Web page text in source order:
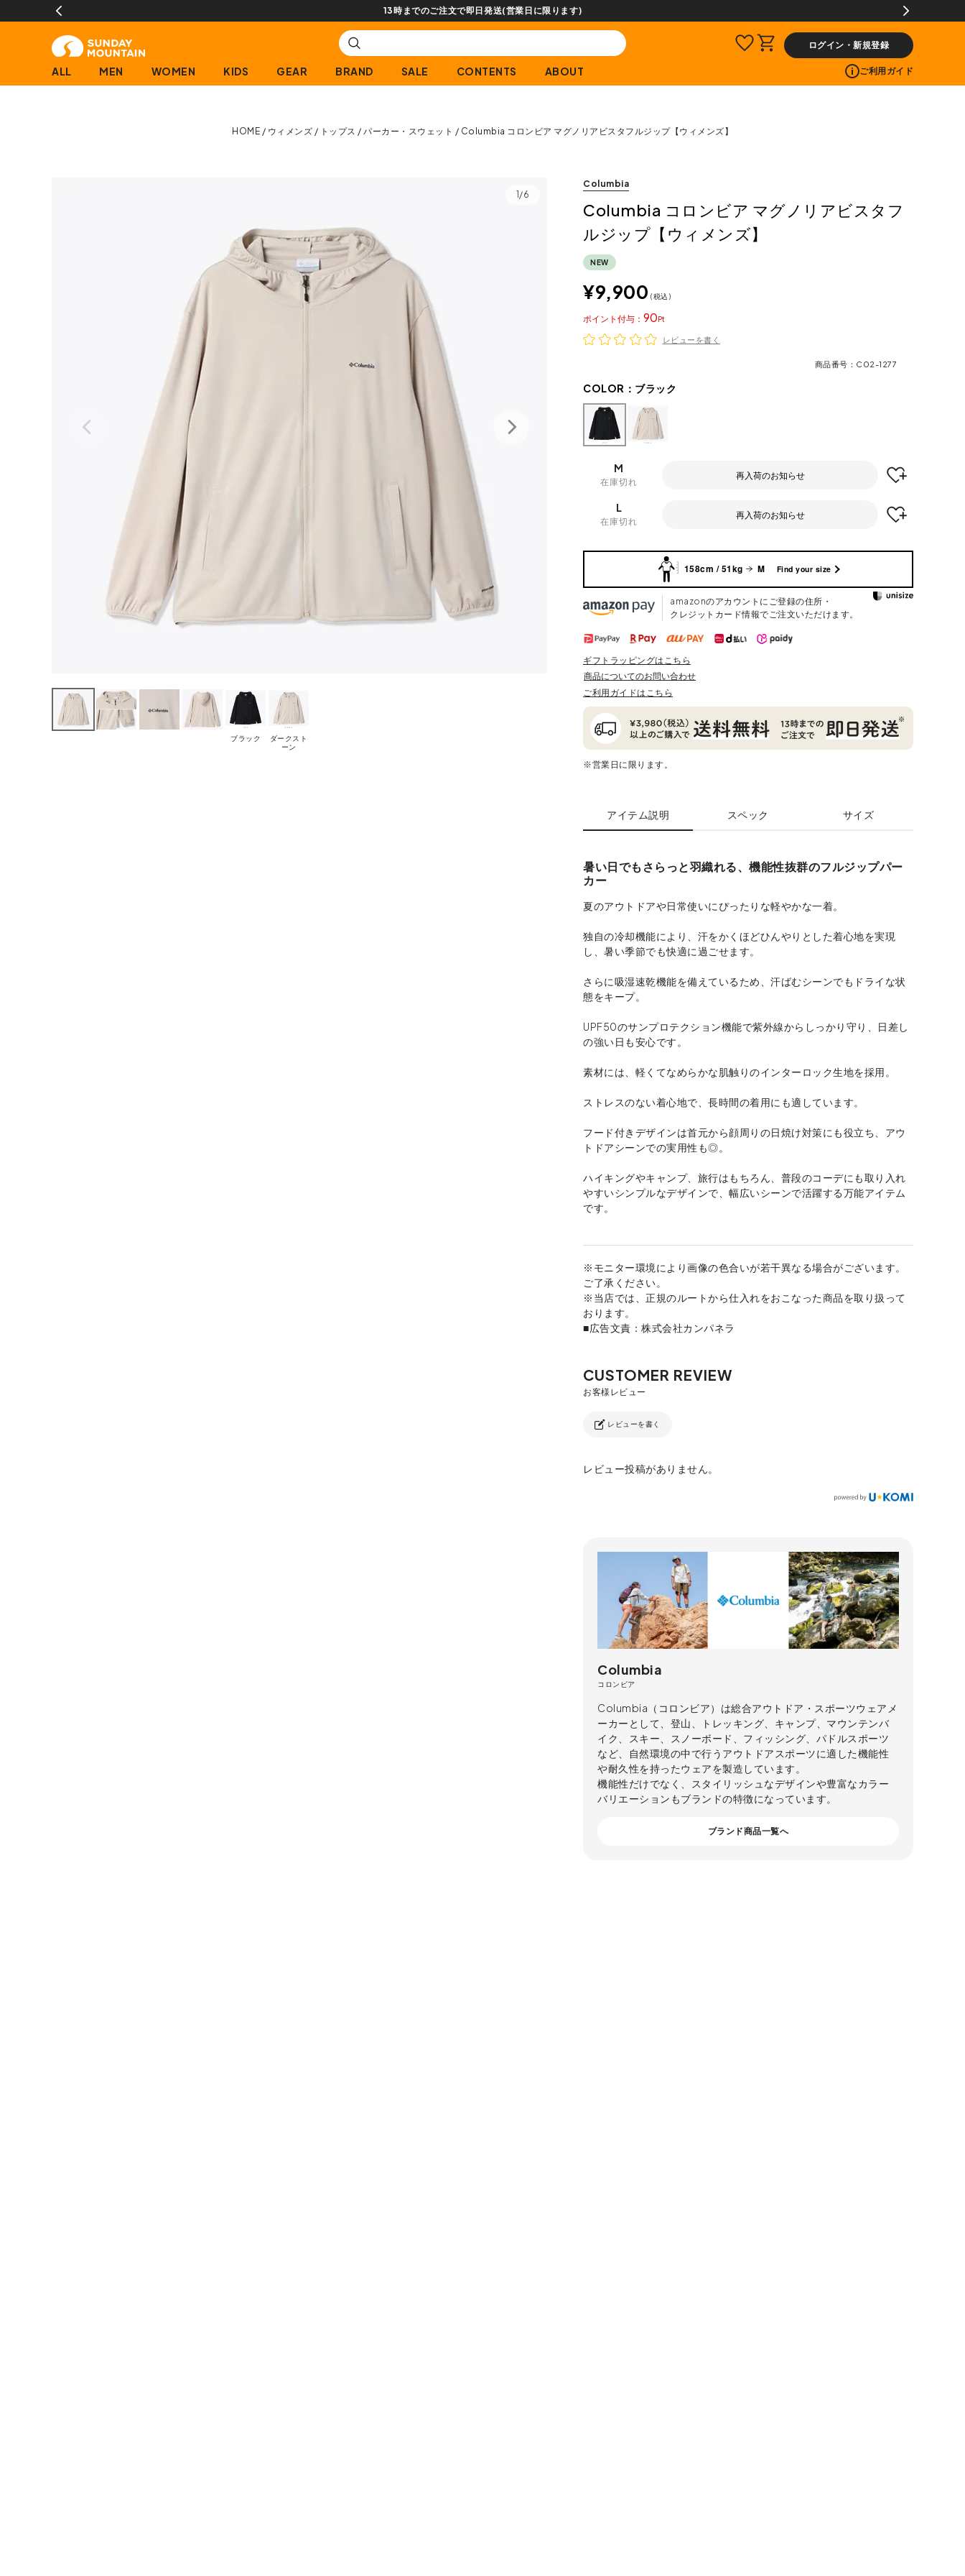
ログイン・新規登録
ALL MEN WOMEN KIDS GEAR BRAND SALE CONTENTS ABOUT ご利用ガイド
HOME ウィメンズ トップス パーカー・スウェット Columbia コロンビア マグノリアビスタフルジップ【ウィメンズ】
1/6
ブラック
ダークスト
ーン
Columbia
Columbia コロンビア マグノリアビスタフ
ルジップ【ウィメンズ】
NEW
¥9,900 税込
90
ポイント
レビューを書く
商品番号 C02-1277
COLOR： ブラック
M
在庫切れ
再入荷のお知らせ
L
在庫切れ
再入荷のお知らせ
158cm / 51kg M Find your size
amazonのアカウントにご登録の住所・
クレジットカード情報でご注文いただけます。
ギフトラッピングはこちら
商品についてのお問い合わせ
ご利用ガイドはこちら
※営業日に限ります。
アイテム説明 スペック サイズ
暑い日でもさらっと羽織れる、機能性抜群のフルジップパー
カー
夏のアウトドアや日常使いにぴったりな軽やかな一着。
独自の冷却機能により、汗をかくほどひんやりとした着心地を実現
し、暑い季節でも快適に過ごせます。
さらに吸湿速乾機能を備えているため、汗ばむシーンでもドライな状
態をキープ。
UPF50のサンプロテクション機能で紫外線からしっかり守り、日差し
の強い日も安心です。
素材には、軽くてなめらかな肌触りのインターロック生地を採用。
ストレスのない着心地で、長時間の着用にも適しています。
フード付きデザインは首元から顔周りの日焼け対策にも役立ち、アウ
トドアシーンでの実用性も◎。
ハイキングやキャンプ、旅行はもちろん、普段のコーデにも取り入れ
やすいシンプルなデザインで、幅広いシーンで活躍する万能アイテム
です。
※モニター環境により画像の色合いが若干異なる場合がございます。
ご了承ください。
※当店では、正規のルートから仕入れをおこなった商品を取り扱って
おります。
■広告文責：株式会社カンパネラ
レビューを書く
レビュー投稿がありません。
Columbia
コロンビア
Columbia（コロンビア）は総合アウトドア・スポーツウェアメ
ーカーとして、登山、トレッキング、キャンプ、マウンテンバ
イク、スキー、スノーボード、フィッシング、パドルスポーツ
など、自然環境の中で行うアウトドアスポーツに適した機能性
や耐久性を持ったウェアを製造しています。
機能性だけでなく、スタイリッシュなデザインや豊富なカラー
バリエーションもブランドの特徴になっています。
ブランド商品一覧へ